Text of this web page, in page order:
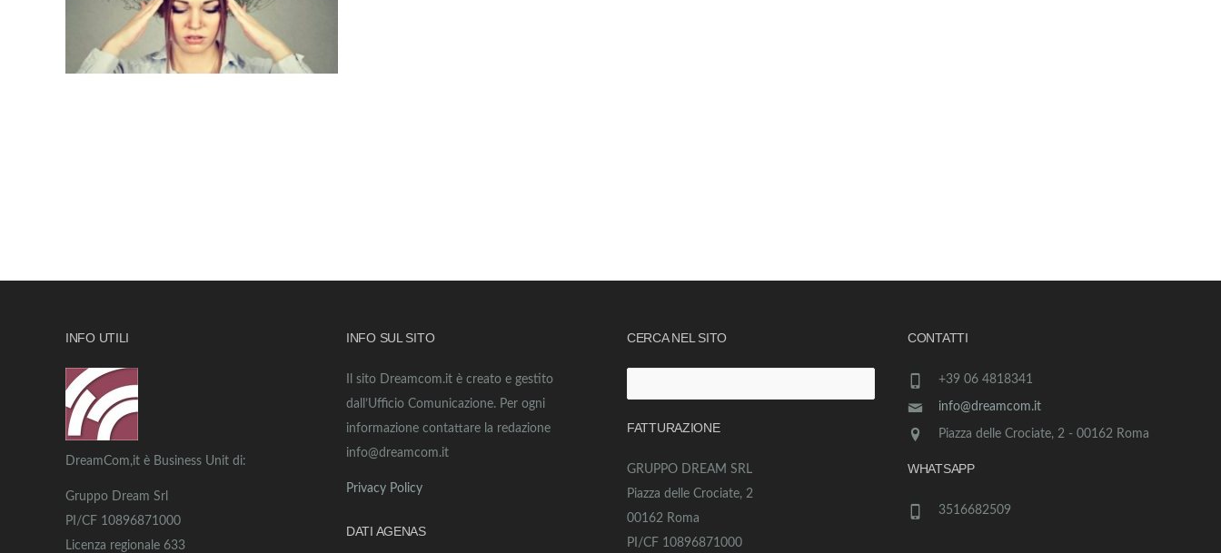
INFO UTILI
DreamCom,it è Business Unit di:
Gruppo Dream Srl
PI/CF 10896871000
Licenza regionale 633
INFO SUL SITO
Il sito Dreamcom.it è creato e gestito
dall’Ufficio Comunicazione. Per ogni
informazione contattare la redazione
info@dreamcom.it
Privacy Policy
DATI AGENAS
CERCA NEL SITO
per:
FATTURAZIONE
GRUPPO DREAM SRL
Piazza delle Crociate, 2
00162 Roma
PI/CF 10896871000
CONTATTI
+39 06 4818341
info@dreamcom.it
Piazza delle Crociate, 2 - 00162 Roma
WHATSAPP
3516682509